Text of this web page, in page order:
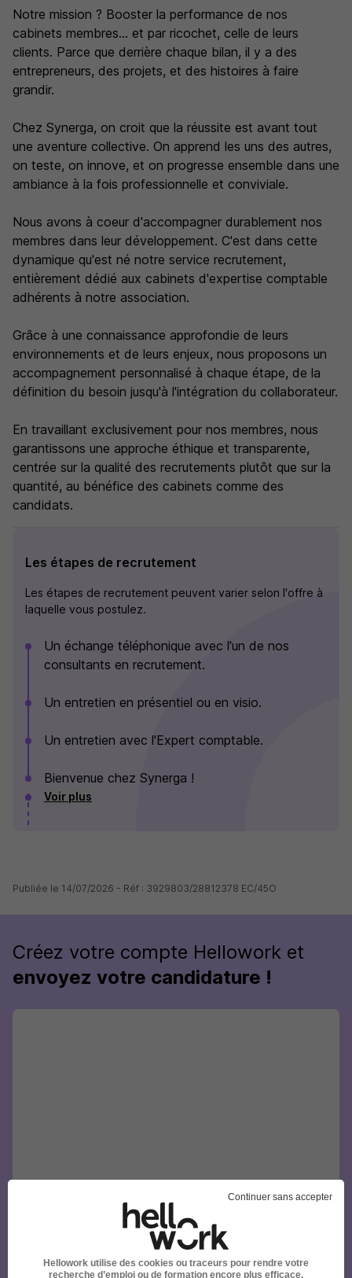
Notre mission ? Booster la performance de nos
cabinets membres... et par ricochet, celle de leurs
clients. Parce que derrière chaque bilan, il y a des
entrepreneurs, des projets, et des histoires à faire
grandir.
Chez Synerga, on croit que la réussite est avant tout
une aventure collective. On apprend les uns des autres,
on teste, on innove, et on progresse ensemble dans une
ambiance à la fois professionnelle et conviviale.
Nous avons à coeur d'accompagner durablement nos
membres dans leur développement. C'est dans cette
dynamique qu'est né notre service recrutement,
entièrement dédié aux cabinets d'expertise comptable
adhérents à notre association.
Grâce à une connaissance approfondie de leurs
environnements et de leurs enjeux, nous proposons un
accompagnement personnalisé à chaque étape, de la
définition du besoin jusqu'à l'intégration du collaborateur.
En travaillant exclusivement pour nos membres, nous
garantissons une approche éthique et transparente,
centrée sur la qualité des recrutements plutôt que sur la
quantité, au bénéfice des cabinets comme des
candidats.
Les étapes de recrutement
Les étapes de recrutement peuvent varier selon l'offre à
laquelle vous postulez.
Un échange téléphonique avec l'un de nos
consultants en recrutement.
Un entretien en présentiel ou en visio.
Un entretien avec l'Expert comptable.
Bienvenue chez Synerga !
Voir plus
Publiée le 14/07/2026 - Réf : 3929803/28812378 EC/45O
Créez votre compte Hellowork et
envoyez votre candidature !
Continuer sans accepter
Hellowork utilise des cookies ou traceurs pour rendre votre
recherche d’emploi ou de formation encore plus efficace.